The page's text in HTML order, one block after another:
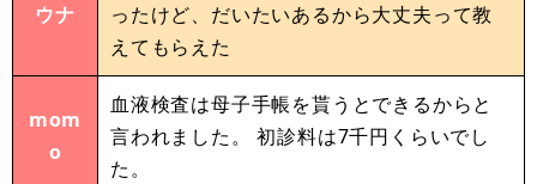
ウナ
ったけど、だいたいあるから大丈夫って教
えてもらえた
mom
o
血液検査は母子手帳を貰うとできるからと
言われました。 初診料は7千円くらいでし
た。